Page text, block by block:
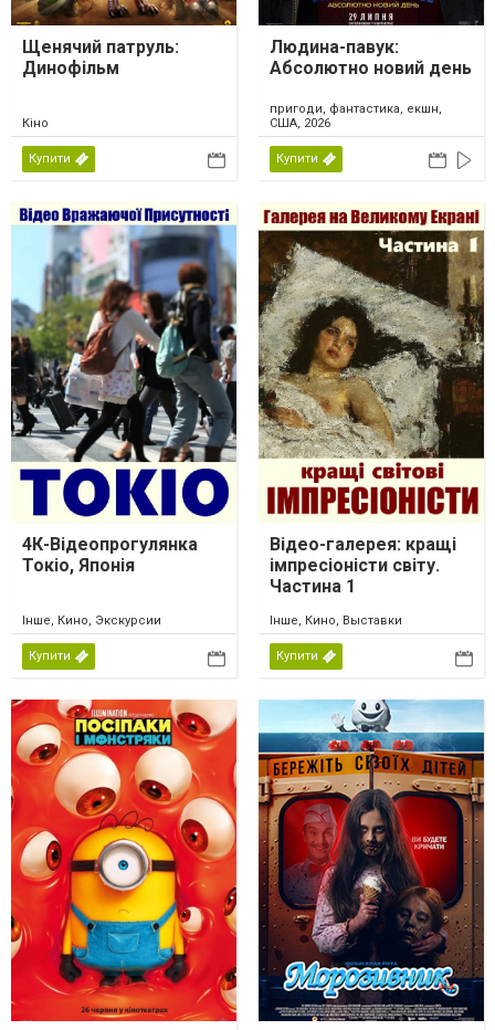
Щенячий патруль:
Динофільм
Кіно
Купити
Людина-павук:
Абсолютно новий день
пригоди, фантастика, екшн,
США, 2026
Купити
4К-Відеопрогулянка
Токіо, Японія
Інше, Кино, Экскурсии
Купити
Відео-галерея: кращі
імпресіоністи світу.
Частина 1
Інше, Кино, Выставки
Купити